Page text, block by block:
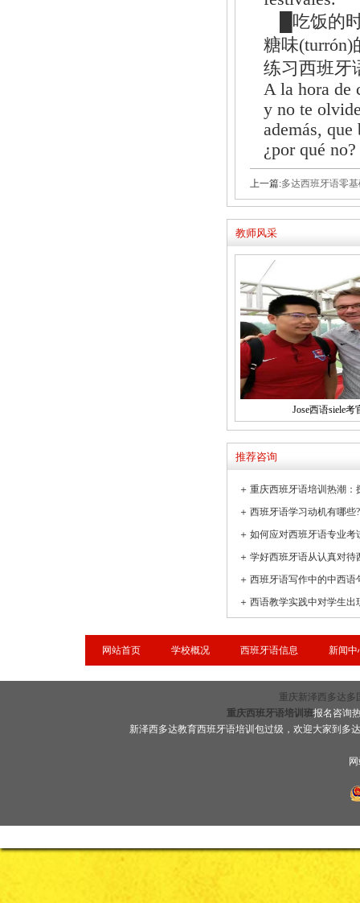
█吃饭的
糖味
练习西班牙
A la hora de
y no te
además,
¿por qué
上一篇:多达西班牙语零基础
教师风采
Jose西语siele考
推荐咨询
＋
＋
＋ 如何应对西班牙语专业考
＋ 学好西班牙语从认真对待
＋ 西班牙语写作中的中西语
＋
网站首页 学校概况 西班牙语信息 新闻中
重庆新泽西多达多
重庆西班牙语培训班报名咨询
新泽西多达教育西班牙语培训包过级，欢迎大家到多